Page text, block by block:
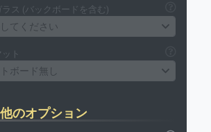
ラス (バックボードを含む)
てください
ト
ボード無し
のオプション